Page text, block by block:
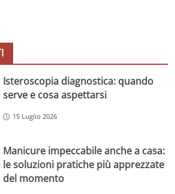
Isteroscopia diagnostica: quando
serve e cosa aspettarsi
15 Luglio 2026
Manicure impeccabile anche a casa:
le soluzioni pratiche più apprezzate
del momento